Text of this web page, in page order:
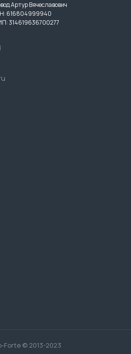
Артур Вячеславович
616804999940
314619636700277
Forte © 2013-2023